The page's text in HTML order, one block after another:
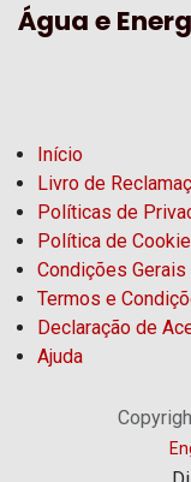
Água e
Início
Livro de
Políticas de
Política de
Condições Gerais
Termos e
Declaração de
Ajuda